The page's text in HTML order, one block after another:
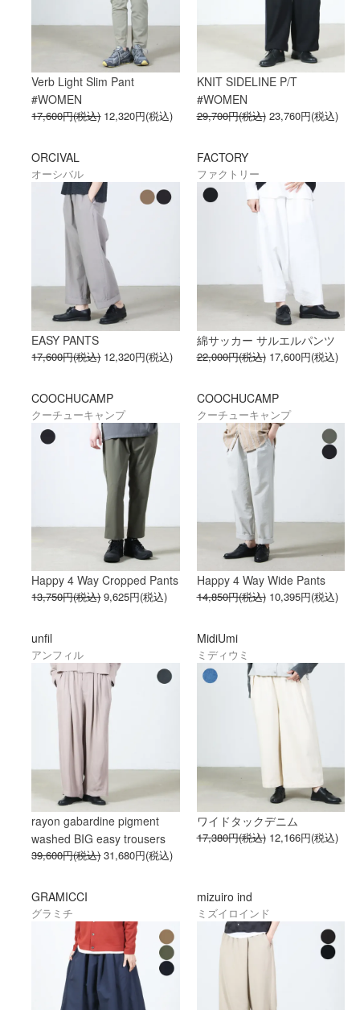
Verb Light Slim Pant
#WOMEN
17,600円(税込) 12,320円(税込)
KNIT SIDELINE P/T
#WOMEN
29,700円(税込) 23,760円(税込)
ORCIVAL
オーシバル
EASY PANTS
17,600円(税込) 12,320円(税込)
FACTORY
ファクトリー
綿サッカー サルエルパンツ
22,000円(税込) 17,600円(税込)
COOCHUCAMP
クーチューキャンプ
Happy 4 Way Cropped Pants
13,750円(税込) 9,625円(税込)
COOCHUCAMP
クーチューキャンプ
Happy 4 Way Wide Pants
14,850円(税込) 10,395円(税込)
unfil
アンフィル
rayon gabardine pigment
washed BIG easy trousers
39,600円(税込) 31,680円(税込)
MidiUmi
ミディウミ
ワイドタックデニム
17,380円(税込) 12,166円(税込)
GRAMICCI
グラミチ
mizuiro ind
ミズイロインド